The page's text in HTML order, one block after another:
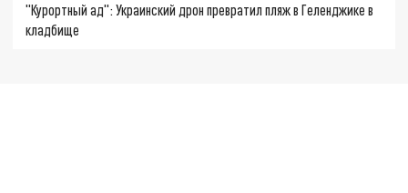
"Курортный ад": Украинский дрон превратил пляж в Геленджике в
кладбище